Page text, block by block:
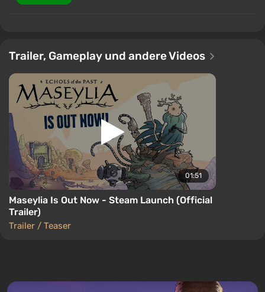
Trailer, Gameplay und andere Videos
01:51
Maseylia Is Out Now - Steam Launch (Official
Trailer)
Trailer / Teaser